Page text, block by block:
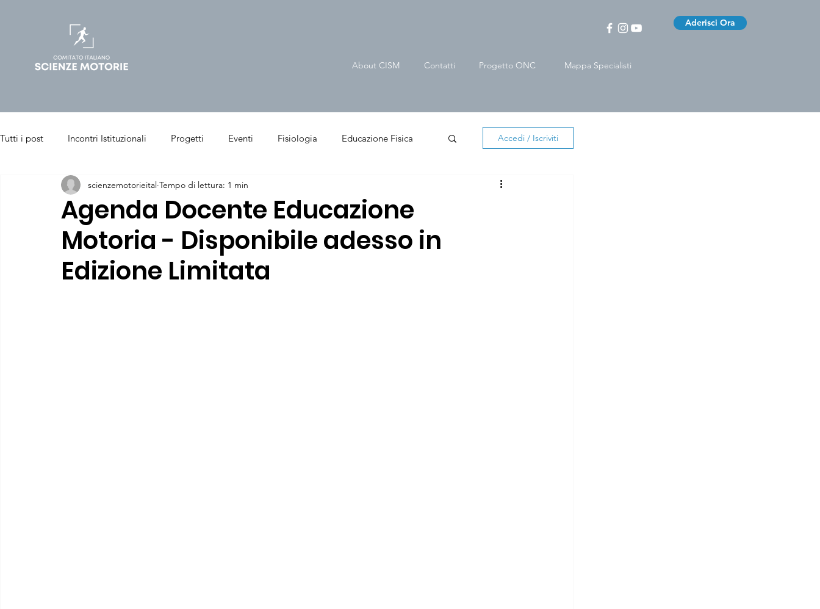
Aderisci Ora
About CISM Contatti Progetto ONC Mappa Specialisti
Tutti i post Incontri Istituzionali Progetti Eventi Fisiologia Educazione Fisica
Salute & Benessere Sport & Performance Articoli per cittadino
Chinesiologia Clinica Sport Management
Accedi / Iscriviti
Agenda Docente Educazione
Motoria - Disponibile adesso in
Edizione Limitata
scienzemotorieital Tempo di lettura: 1 min